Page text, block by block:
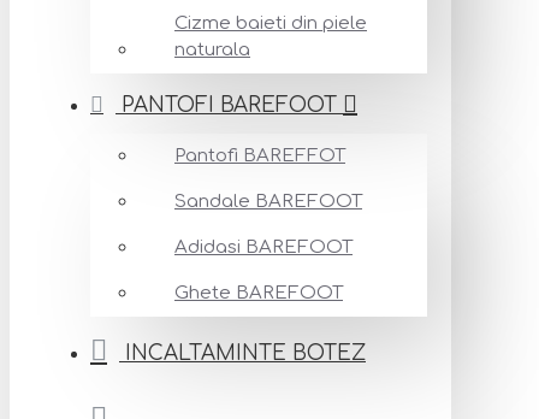
Cizme baieti din piele
naturala
PANTOFI BAREFOOT
Pantofi BAREFFOT
Sandale BAREFOOT
Adidasi BAREFOOT
Ghete BAREFOOT
INCALTAMINTE BOTEZ